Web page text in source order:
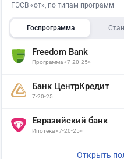
ГЭСВ «от», по типам программ
Госпрограмма
Freedom Bank
Программа «7-20-25»
Банк ЦентрКредит
7-20-25
Евразийский банк
Ипотека «7-20-25»
Открыть